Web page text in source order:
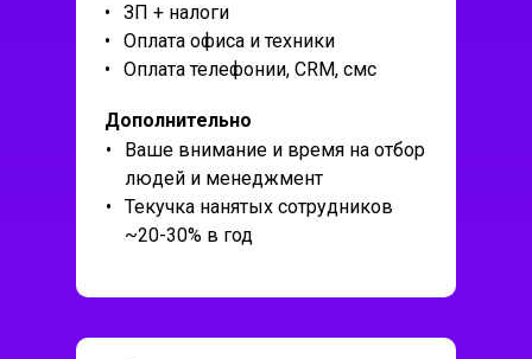
ЗП + налоги
Оплата офиса и техники
Оплата телефонии, CRM, смс
•
•
•
Дополнительно
Ваше внимание и время на отбор
людей и менеджмент
Текучка нанятых сотрудников
~20-30% в год
•
•